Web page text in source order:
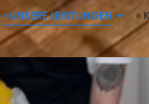
» UNSERE LEISTUNGEN »